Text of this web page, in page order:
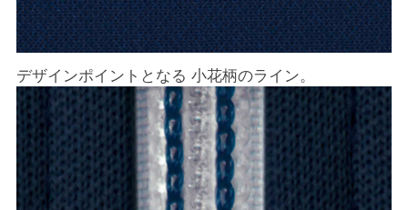
デザインポイントとなる 小花柄のライン。